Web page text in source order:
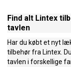
Find alt Lintex
tavlen
Har du købt et nyt
tilbehør fra Lintex.
tavlen i forskellige